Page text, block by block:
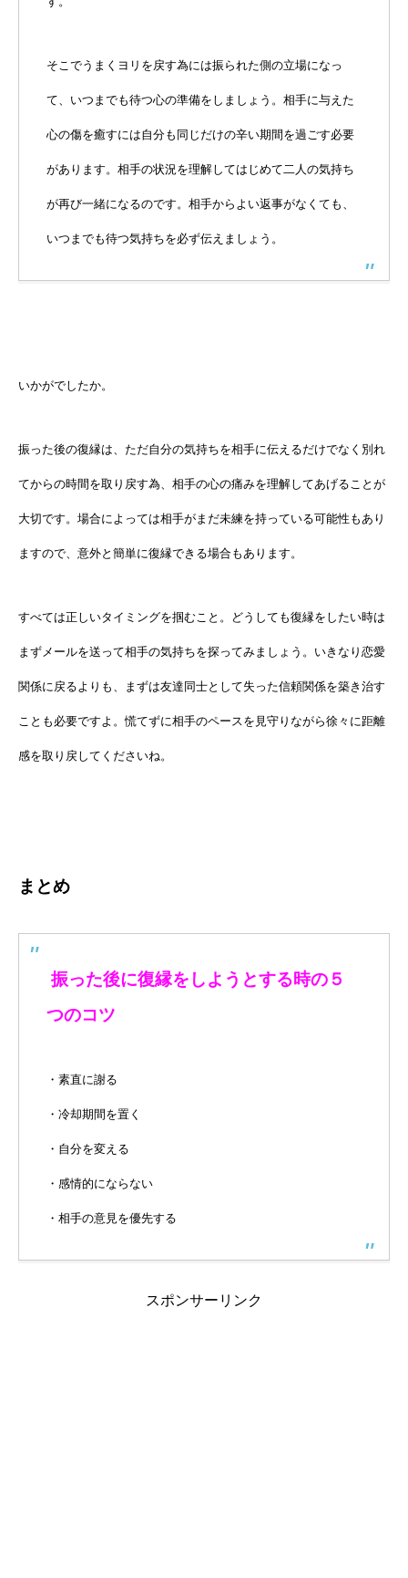
そこでうまくヨリを戻す為には振られた側の立場になっ
て、いつまでも待つ心の準備をしましょう。相手に与えた
心の傷を癒すには自分も同じだけの辛い期間を過ごす必要
があります。相手の状況を理解してはじめて二人の気持ち
が再び一緒になるのです。相手からよい返事がなくても、
いつまでも待つ気持ちを必ず伝えましょう。
いかがでしたか。
振った後の復縁は、ただ自分の気持ちを相手に伝えるだけでなく別れ
てからの時間を取り戻す為、相手の心の痛みを理解してあげることが
大切です。場合によっては相手がまだ未練を持っている可能性もあり
ますので、意外と簡単に復縁できる場合もあります。
すべては正しいタイミングを掴むこと。どうしても復縁をしたい時は
まずメールを送って相手の気持ちを探ってみましょう。いきなり恋愛
関係に戻るよりも、まずは友達同士として失った信頼関係を築き治す
ことも必要ですよ。慌てずに相手のペースを見守りながら徐々に距離
感を取り戻してくださいね。
まとめ
振った後に復縁をしようとする時の５
つのコツ
・素直に謝る
・冷却期間を置く
・自分を変える
・感情的にならない
・相手の意見を優先する
スポンサーリンク